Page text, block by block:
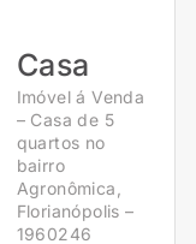
Casa
Imóvel á Venda
– Casa de 5
quartos no
bairro
Agronômica,
Florianópolis –
1960246